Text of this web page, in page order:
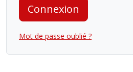
Connexion
Mot de passe oublié ?